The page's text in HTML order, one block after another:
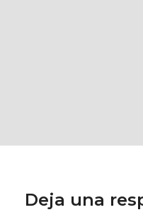
Deja una